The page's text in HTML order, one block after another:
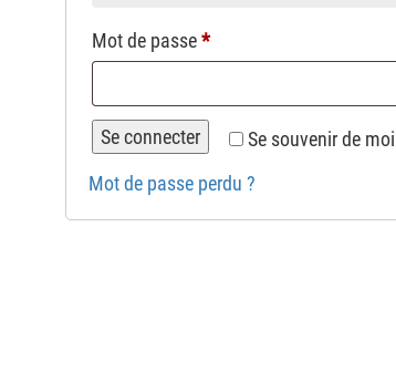
Mot de passe*Obligatoire
Se souvenir de moi
Se connecter
Mot de passe perdu ?